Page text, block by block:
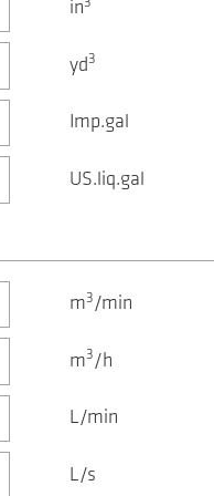
in
yd3
Imp.gal
US.liq.gal
m3/min
m3 /h
L/min
L/s